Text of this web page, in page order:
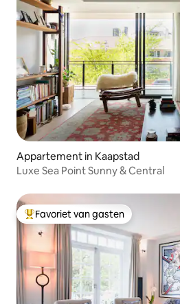
Appartement in Kaapstad
Luxe Sea Point Sunny & Central
Topfavoriet van gasten
Favoriet van gasten